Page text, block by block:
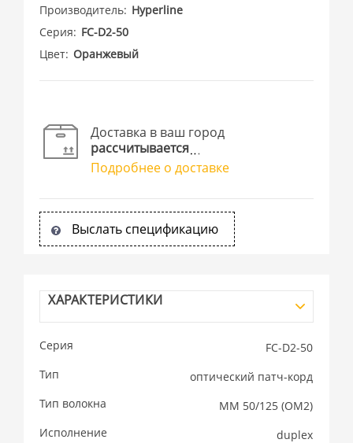
Производитель Hyperline
Серия
FC-D2-50
Цвет Оранжевый
Доставка в ваш город
рассчитывается
Подробнее о доставке
Выслать спецификацию
ХАРАКТЕРИСТИКИ
Серия
FC-D2-50
Тип
оптический патч-корд
Тип волокна
MM 50/125 (OM2)
Исполнение
duplex